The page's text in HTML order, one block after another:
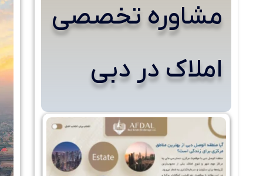
مشاوره تخصصی
املاک در دبی